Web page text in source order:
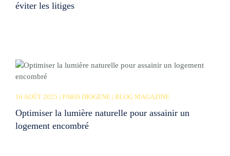
éviter les litiges
16 AOÛT 2025 | PARIS DIOGENE | BLOG MAGAZINE
Optimiser la lumière naturelle pour assainir un
logement encombré